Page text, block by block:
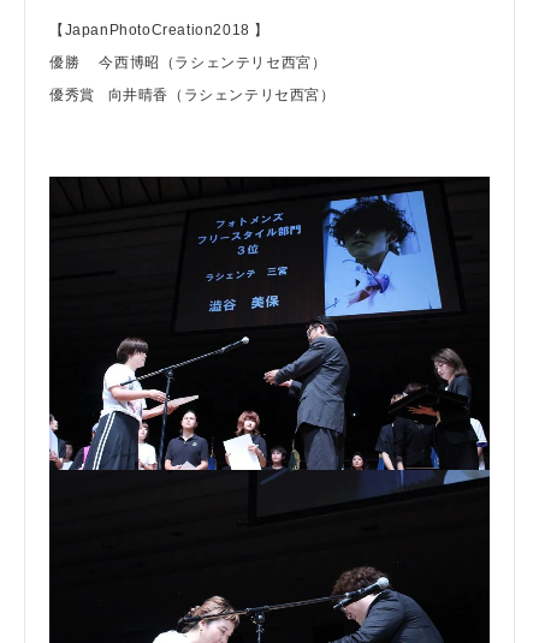
【JapanPhotoCreation2018 】
優勝 今西博昭（ラシェンテリセ西宮）
優秀賞 向井晴香（ラシェンテリセ西宮）